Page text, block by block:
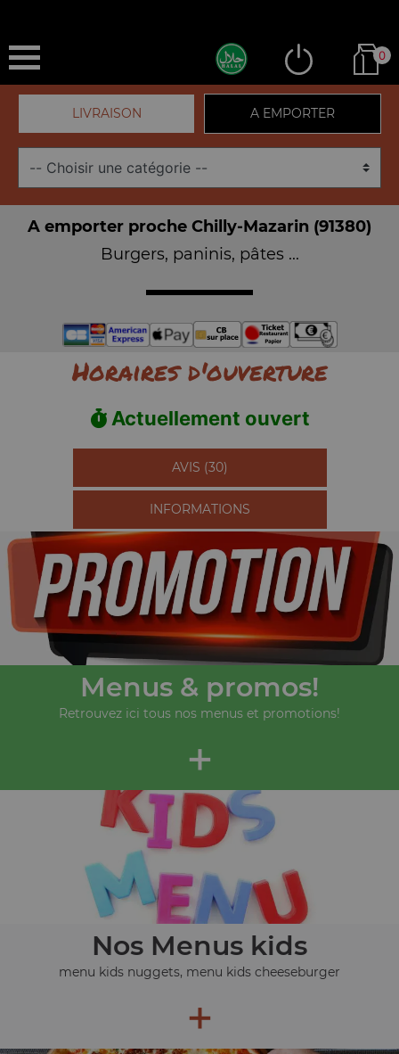
0
LIVRAISON A EMPORTER
A emporter proche Chilly-Mazarin (91380)
Burgers, paninis, pâtes ...
Horaires d'ouverture
Actuellement ouvert
AVIS (30)
INFORMATIONS
Menus & promos!
Retrouvez ici tous nos menus et promotions!
+
Nos Menus kids
menu kids nuggets, menu kids cheeseburger
+